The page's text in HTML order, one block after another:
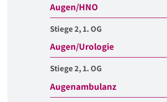
Augen/HNO
Stiege 2, 1. OG
Augen/Urologie
Stiege 2, 1. OG
Augenambulanz